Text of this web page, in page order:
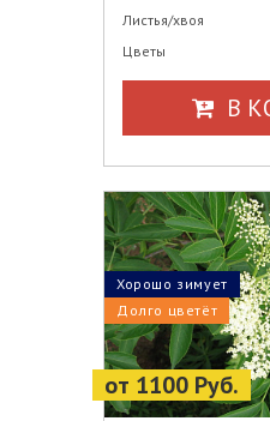
Листья/хвоя
Цветы
В
от 1100 Руб.
Долго цветёт
Хорошо зимует